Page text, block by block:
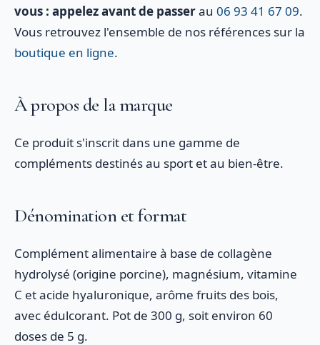
vous : appelez avant de passerau 06 93 41 67 09.
Vous retrouvez l'ensemble de nos références sur la
boutique en ligne.
À propos de la marque
Ce produit s'inscrit dans une gamme de
compléments destinés au sport et au bien-être.
Dénomination et format
Complément alimentaire à base de collagène
hydrolysé (origine porcine), magnésium, vitamine
C et acide hyaluronique, arôme fruits des bois,
avec édulcorant. Pot de 300 g, soit environ 60
doses de 5 g.